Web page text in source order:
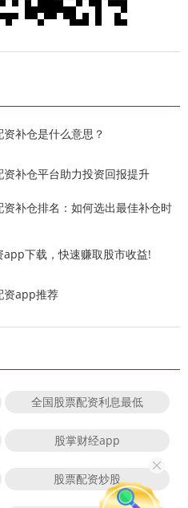
补仓是什么意思？
补仓平台助力投资回报提升
补仓排名：如何选出最佳补仓时
下载，快速赚取股市收益!
资app推荐
全国股票配资利息最低
股掌财经app
股票配资炒股